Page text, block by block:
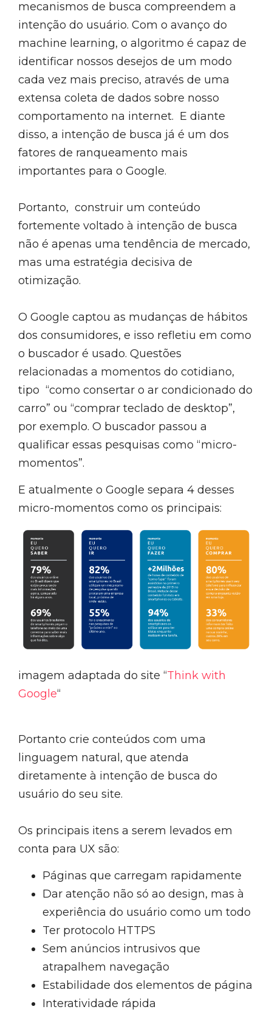
mecanismos de busca compreendem a
intenção do usuário. Com o avanço do
machine learning, o algoritmo é capaz de
identificar nossos desejos de um modo
cada vez mais preciso, através de uma
extensa coleta de dados sobre nosso
comportamento na internet. E diante
disso, a intenção de busca já é um dos
fatores de ranqueamento mais
importantes para o Google.
Portanto, construir um conteúdo
fortemente voltado à intenção de busca
não é apenas uma tendência de mercado,
mas uma estratégia decisiva de
otimização.
O Google captou as mudanças de hábitos
dos consumidores, e isso refletiu em como
o buscador é usado. Questões
relacionadas a momentos do cotidiano,
tipo “como consertar o ar condicionado do
carro” ou “comprar teclado de desktop”,
por exemplo. O buscador passou a
qualificar essas pesquisas como “micro-
momentos”.
E atualmente o Google separa 4 desses
micro-momentos como os principais:
imagem adaptada do site “Think with
Google“
Portanto crie conteúdos com uma
linguagem natural, que atenda
diretamente à intenção de busca do
usuário do seu site.
Os principais itens a serem levados em
conta para UX são:
Páginas que carregam rapidamente
Dar atenção não só ao design, mas à
experiência do usuário como um todo
Ter protocolo HTTPS
Sem anúncios intrusivos que
atrapalhem navegação
Estabilidade dos elementos de página
Interatividade rápida